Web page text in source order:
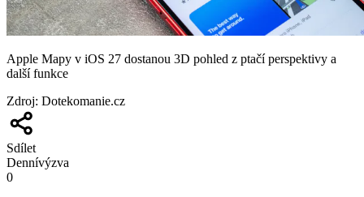
Apple Mapy v iOS 27 dostanou 3D pohled z ptačí perspektivy a
další funkce
Zdroj: Dotekomanie.cz
Sdílet
Dennívýzva
0